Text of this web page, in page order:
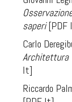
saperi[PDF
Carlo
Architettura
It]
Riccardo